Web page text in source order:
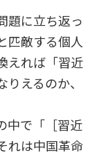
題に立ち返っ
匹敵する個人
えれば「習近
えるのか、
中で「［習近
れは中国革命